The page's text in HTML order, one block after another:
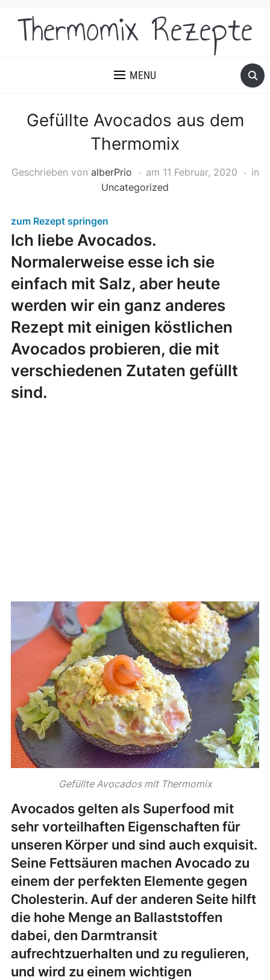
Thermomix Rezepte
MENU
Gefüllte Avocados aus dem
Thermomix
Geschrieben von alberPrio am 11 Februar, 2020
in
Uncategorized
zum Rezept springen
Ich liebe Avocados.
Normalerweise esse ich sie
einfach mit Salz, aber heute
werden wir ein ganz anderes
Rezept mit einigen köstlichen
Avocados probieren, die mit
verschiedenen Zutaten gefüllt
sind.
Gefüllte Avocados mit Thermomix
Avocados gelten als Superfood mit
sehr vorteilhaften Eigenschaften für
unseren Körper und sind auch exquisit.
Seine Fettsäuren machen Avocado zu
einem der perfekten Elemente gegen
Cholesterin. Auf der anderen Seite hilft
die hohe Menge an Ballaststoffen
dabei, den Darmtransit
aufrechtzuerhalten und zu regulieren,
und wird zu einem wichtigen